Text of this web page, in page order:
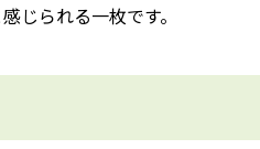
じられる一枚です。